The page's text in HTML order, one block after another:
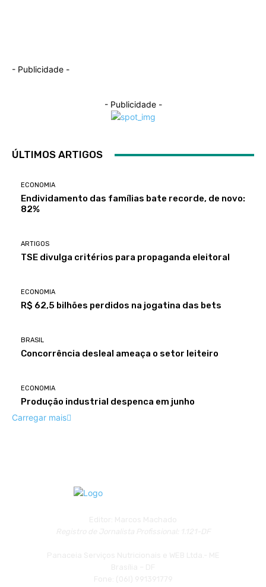
- Publicidade -
- Publicidade -
ÚLTIMOS ARTIGOS
ECONOMIA
Endividamento das famílias bate recorde, de novo:
82%
ARTIGOS
TSE divulga critérios para propaganda eleitoral
ECONOMIA
R$ 62,5 bilhões perdidos na jogatina das bets
BRASIL
Concorrência desleal ameaça o setor leiteiro
ECONOMIA
Produção industrial despenca em junho
Carregar mais